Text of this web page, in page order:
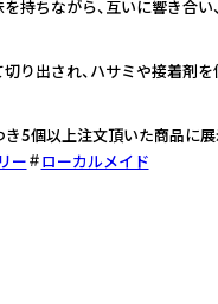
ちながら、互いに響き合い
り出され、ハサミや接着剤
5個以上注文頂いた商品に
ー
ローカルメイド